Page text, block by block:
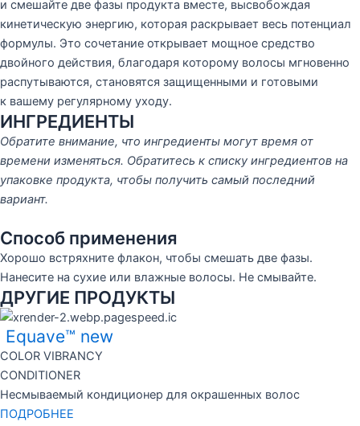
и смешайте две фазы продукта вместе, высвобождая
кинетическую энергию, которая раскрывает весь потенциал
формулы. Это сочетание открывает мощное средство
двойного действия, благодаря которому волосы мгновенно
распутываются, становятся защищенными и готовыми
к вашему регулярному уходу.
ИНГРЕДИЕНТЫ
Обратите внимание, что ингредиенты могут время от
времени изменяться. Обратитесь к списку ингредиентов на
упаковке продукта, чтобы получить самый последний
вариант.
Способ применения
Хорошо встряхните флакон, чтобы смешать две фазы.
Нанесите на сухие или влажные волосы. Не смывайте.
ДРУГИЕ ПРОДУКТЫ
Equave™ new
COLOR VIBRANCY
CONDITIONER
Несмываемый кондиционер для окрашенных волос
ПОДРОБНЕЕ